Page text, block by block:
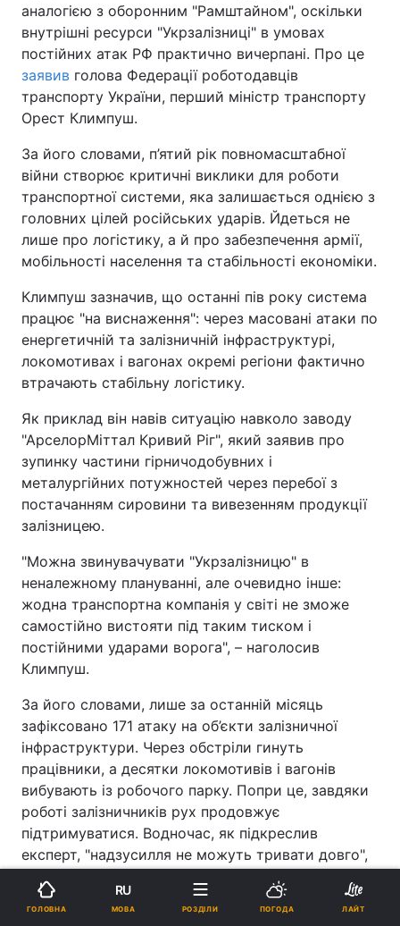
аналогією з оборонним "Рамштайном", оскільки
внутрішні ресурси "Укрзалізниці" в умовах
постійних атак РФ практично вичерпані. Про це
заявив голова Федерації роботодавців
транспорту України, перший міністр транспорту
Орест Климпуш.
За його словами, п’ятий рік повномасштабної
війни створює критичні виклики для роботи
транспортної системи, яка залишається однією з
головних цілей російських ударів. Йдеться не
лише про логістику, а й про забезпечення армії,
мобільності населення та стабільності економіки.
Климпуш зазначив, що останні пів року система
працює "на виснаження": через масовані атаки по
енергетичній та залізничній інфраструктурі,
локомотивах і вагонах окремі регіони фактично
втрачають стабільну логістику.
Як приклад він навів ситуацію навколо заводу
"АрселорМіттал Кривий Ріг", який заявив про
зупинку частини гірничодобувних і
металургійних потужностей через перебої з
постачанням сировини та вивезенням продукції
залізницею.
"Можна звинувачувати "Укрзалізницю" в
неналежному плануванні, але очевидно інше:
жодна транспортна компанія у світі не зможе
самостійно вистояти під таким тиском і
постійними ударами ворога", – наголосив
Климпуш.
За його словами, лише за останній місяць
зафіксовано 171 атаку на об’єкти залізничної
інфраструктури. Через обстріли гинуть
працівники, а десятки локомотивів і вагонів
вибувають із робочого парку. Попри це, завдяки
роботі залізничників рух продовжує
підтримуватися. Водночас, як підкреслив
експерт, "надзусилля не можуть тривати довго",
а запас міцності системи майже вичерпаний.
Окремо він звернув увагу на фінансовий стан
ГОЛОВНА
RU
МОВА РОЗДІЛИ ПОГОДА ЛАЙТ